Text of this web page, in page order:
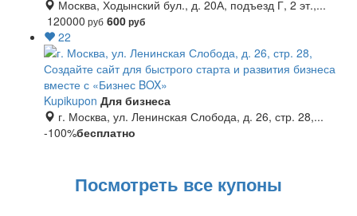
Москва, Ходынский бул., д. 20А, подъезд Г, 2 эт.,...
120000 руб 600руб
22
Создайте сайт для быстрого старта и развития бизнеса
вместе с «Бизнес BOX»
Kupikupon Для бизнеса
г. Москва, ул. Ленинская Слобода, д. 26, стр. 28,...
-100%бесплатно
Посмотреть все купоны